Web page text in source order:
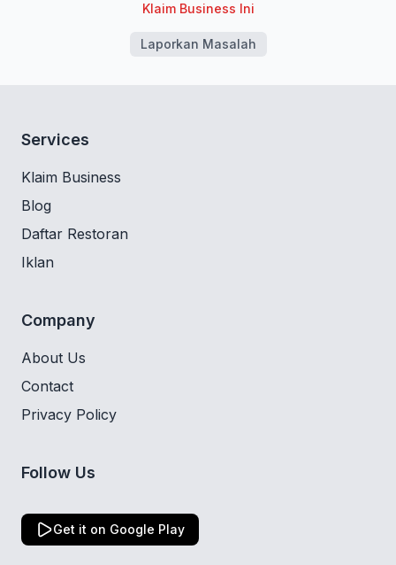
Klaim Business Ini
Laporkan Masalah
Services
Klaim Business
Blog
Daftar Restoran
Iklan
Company
About Us
Contact
Privacy Policy
Follow Us
Get it on Google Play